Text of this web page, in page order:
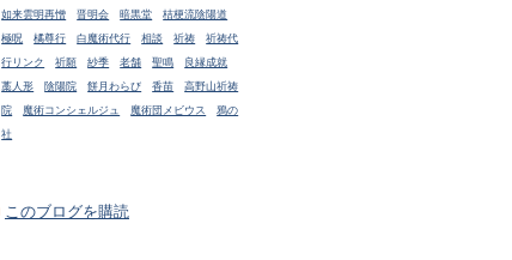
如来雲明再憎
晋明会 暗黒堂
桔梗流陰陽道
極呪
橘尊行 白魔術代行 相談 祈祷
祈祷代
行リンク
祈願 紗季 老舗 聖鳴
良縁成就
藁人形
陰陽院 餅月わらび 香苗
高野山祈祷
院
魔術コンシェルジュ 魔術団メビウス
鴉の
社
このブログを購読